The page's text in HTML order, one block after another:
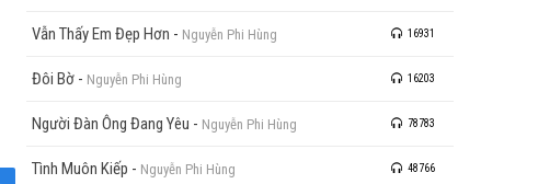
Vẫn Thấy Em Đẹp Hơn - Nguyễn Phi Hùng 16931
Đôi Bờ - Nguyễn Phi Hùng 16203
Người Đàn Ông Đang Yêu - Nguyễn Phi Hùng 78783
Tình Muôn Kiếp - Nguyễn Phi Hùng 48766